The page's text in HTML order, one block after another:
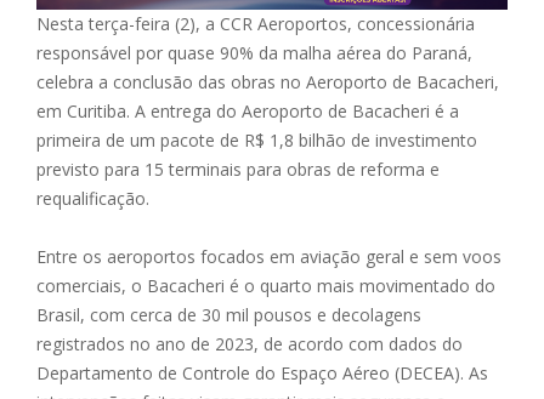
Nesta terça-feira (2), a CCR Aeroportos, concessionária
responsável por quase 90% da malha aérea do Paraná,
celebra a conclusão das obras no Aeroporto de Bacacheri,
em Curitiba. A entrega do Aeroporto de Bacacheri é a
primeira de um pacote de R$ 1,8 bilhão de investimento
previsto para 15 terminais para obras de reforma e
requalificação.
Entre os aeroportos focados em aviação geral e sem voos
comerciais, o Bacacheri é o quarto mais movimentado do
Brasil, com cerca de 30 mil pousos e decolagens
registrados no ano de 2023, de acordo com dados do
Departamento de Controle do Espaço Aéreo (DECEA). As